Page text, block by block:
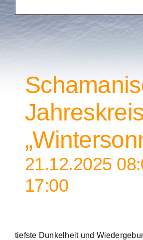
21.12.2025
17:00
tiefste Dunkelheit und